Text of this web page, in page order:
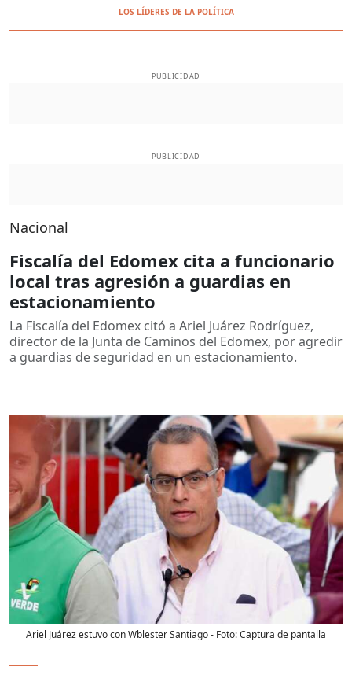
LOS LÍDERES DE LA POLÍTICA
PUBLICIDAD
PUBLICIDAD
Nacional
Fiscalía del Edomex cita a funcionario
local tras agresión a guardias en
estacionamiento
La Fiscalía del Edomex citó a Ariel Juárez Rodríguez,
director de la Junta de Caminos del Edomex, por agredir
a guardias de seguridad en un estacionamiento.
Ariel Juárez estuvo con Wblester Santiago- Foto:Captura de pantalla